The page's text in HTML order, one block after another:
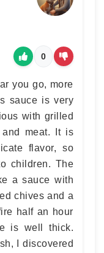
0
you go, more
sauce is very
with grilled
and meat. It is
flavor, so
children. The
a sauce with
chives and a
half an hour
is well thick.
I discovered